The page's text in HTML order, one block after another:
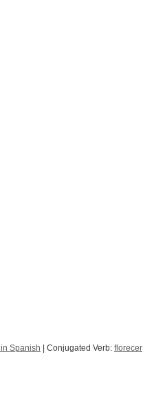
Spanish | Conjugated Verb: florecer